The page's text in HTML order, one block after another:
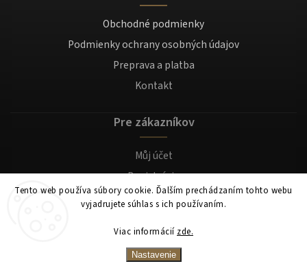
Tento web používa súbory cookie. Ďalším prechádzaním tohto webu
vyjadrujete súhlas s ich používaním.
Viac informácií zde.
Nastavenie
Obchodné podmienky
Podmienky ochrany osobných údajov
Preprava a platba
Kontakt
Pre zákazníkov
Můj účet
Registrácia
Prihlásenie
Mocafino.sk. Všetky práva vyhradené.